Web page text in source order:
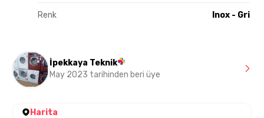
Renk Inox - Gri
İpekkaya Teknik
May 2023 tarihinden beri üye
Harita